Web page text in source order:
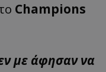
Champions
με άφησαν να